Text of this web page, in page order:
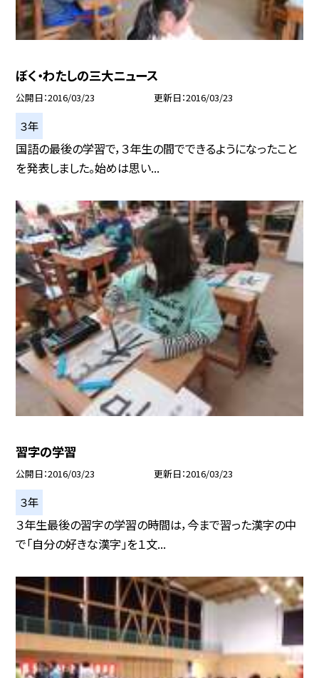
ぼく・わたしの三大ニュース
公開日 2016/03/23 更新日 2016/03/23
３年
国語の最後の学習で，３年生の間でできるようになったこと
を発表しました。始めは思い...
習字の学習
公開日 2016/03/23 更新日 2016/03/23
３年
３年生最後の習字の学習の時間は，今まで習った漢字の中
で「自分の好きな漢字」を１文...